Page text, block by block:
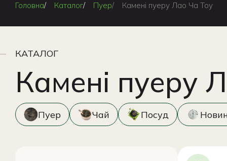
Головна Каталог Пуер Камені пуеру Лао Ча Тоу
КАТАЛОГ
Камені пуеру
Пуер Чай Посуд